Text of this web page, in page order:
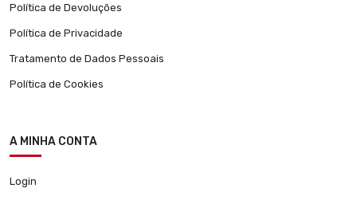
Política de Devoluções
Política de Privacidade
Tratamento de Dados Pessoais
Política de Cookies
A MINHA CONTA
Login